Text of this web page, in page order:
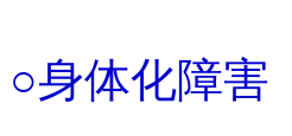
○身体化障害